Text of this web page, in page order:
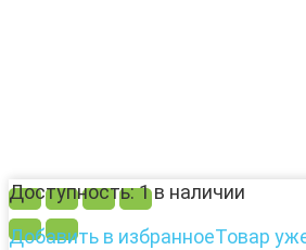
Доступность:1 в наличии
Добавить в избранноеТовар